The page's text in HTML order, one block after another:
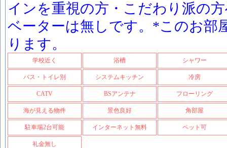
インを重視の方・こだわり派の
ベーターは無しです。*このお部
ります。
学校近く 浴槽 シャワー
バス・トイレ別 システムキッチン 冷房
CATV BSアンテナ フローリング
海が見える物件 景色良好 角部屋
駐車場2台可能 インターネット無料 ペット可
礼金無し